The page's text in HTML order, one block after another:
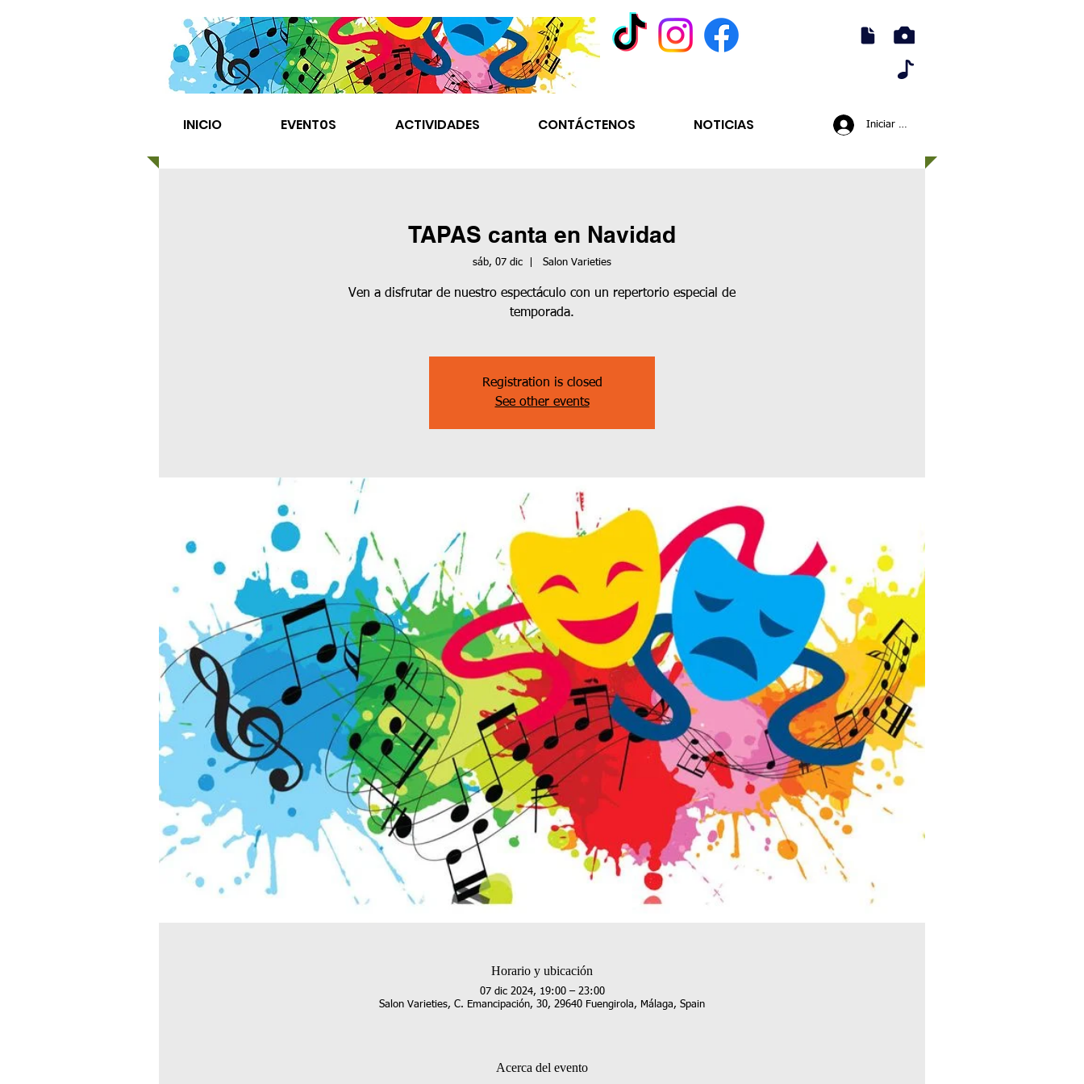
INICIO EVENT0S ACTIVIDADES CONTÁCTENOS NOTICIAS Iniciar sesión
TAPAS canta en Navidad
sáb, 07 dic Salon Varieties
Ven a disfrutar de nuestro espectáculo con un repertorio especial de
temporada.
Registration is closed
See other events
Horario y ubicación
07 dic 2024, 19:00 – 23:00
Salon Varieties, C. Emancipación, 30, 29640 Fuengirola, Málaga, Spain
Acerca del evento